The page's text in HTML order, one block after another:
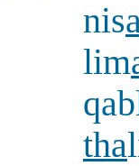
nis
lim
tha